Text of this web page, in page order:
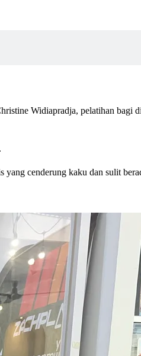
Widiapradja, pelatihan bagi
cenderung kaku dan sulit